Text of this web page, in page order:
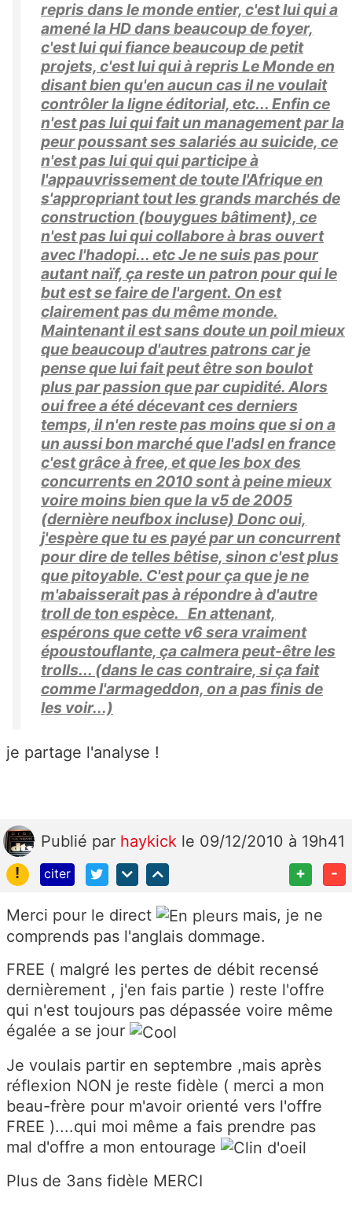
repris dans le monde entier, c'est lui qui a
amené la HD dans beaucoup de foyer,
c'est lui qui fiance beaucoup de petit
projets, c'est lui qui à repris Le Monde en
disant bien qu'en aucun cas il ne voulait
contrôler la ligne éditorial, etc... Enfin ce
n'est pas lui qui fait un management par la
peur poussant ses salariés au suicide, ce
n'est pas lui qui qui participe à
l'appauvrissement de toute l'Afrique en
s'appropriant tout les grands marchés de
construction (bouygues bâtiment), ce
n'est pas lui qui collabore à bras ouvert
avec l'hadopi... etc Je ne suis pas pour
autant naïf, ça reste un patron pour qui le
but est se faire de l'argent. On est
clairement pas du même monde.
Maintenant il est sans doute un poil mieux
que beaucoup d'autres patrons car je
pense que lui fait peut être son boulot
plus par passion que par cupidité. Alors
oui free a été décevant ces derniers
temps, il n'en reste pas moins que si on a
un aussi bon marché que l'adsl en france
c'est grâce à free, et que les box des
concurrents en 2010 sont à peine mieux
voire moins bien que la v5 de 2005
(dernière neufbox incluse) Donc oui,
j'espère que tu es payé par un concurrent
pour dire de telles bêtise, sinon c'est plus
que pitoyable. C'est pour ça que je ne
m'abaisserait pas à répondre à d'autre
troll de ton espèce. En attenant,
espérons que cette v6 sera vraiment
époustouflante, ça calmera peut-être les
trolls... (dans le cas contraire, si ça fait
comme l'armageddon, on a pas finis de
les voir...)
je partage l'analyse !
Publié par haykick le 09/12/2010 à 19h41
!
citer + -
Merci pour le direct
mais, je ne
comprends pas l'anglais dommage.
FREE ( malgré les pertes de débit recensé
dernièrement , j'en fais partie ) reste l'offre
qui n'est toujours pas dépassée voire même
égalée a se jour
Je voulais partir en septembre ,mais après
réflexion NON je reste fidèle ( merci a mon
beau-frère pour m'avoir orienté vers l'offre
FREE )....qui moi même a fais prendre pas
mal d'offre a mon entourage
Plus de 3ans fidèle MERCI